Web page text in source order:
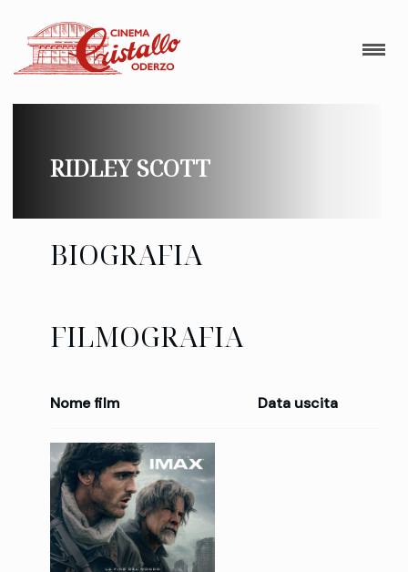
RIDLEY SCOTT
BIOGRAFIA
FILMOGRAFIA
Nome film Data uscita